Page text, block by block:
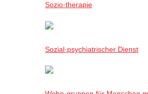
Sozio·therapie
Sozial·psychiatrischer Dienst